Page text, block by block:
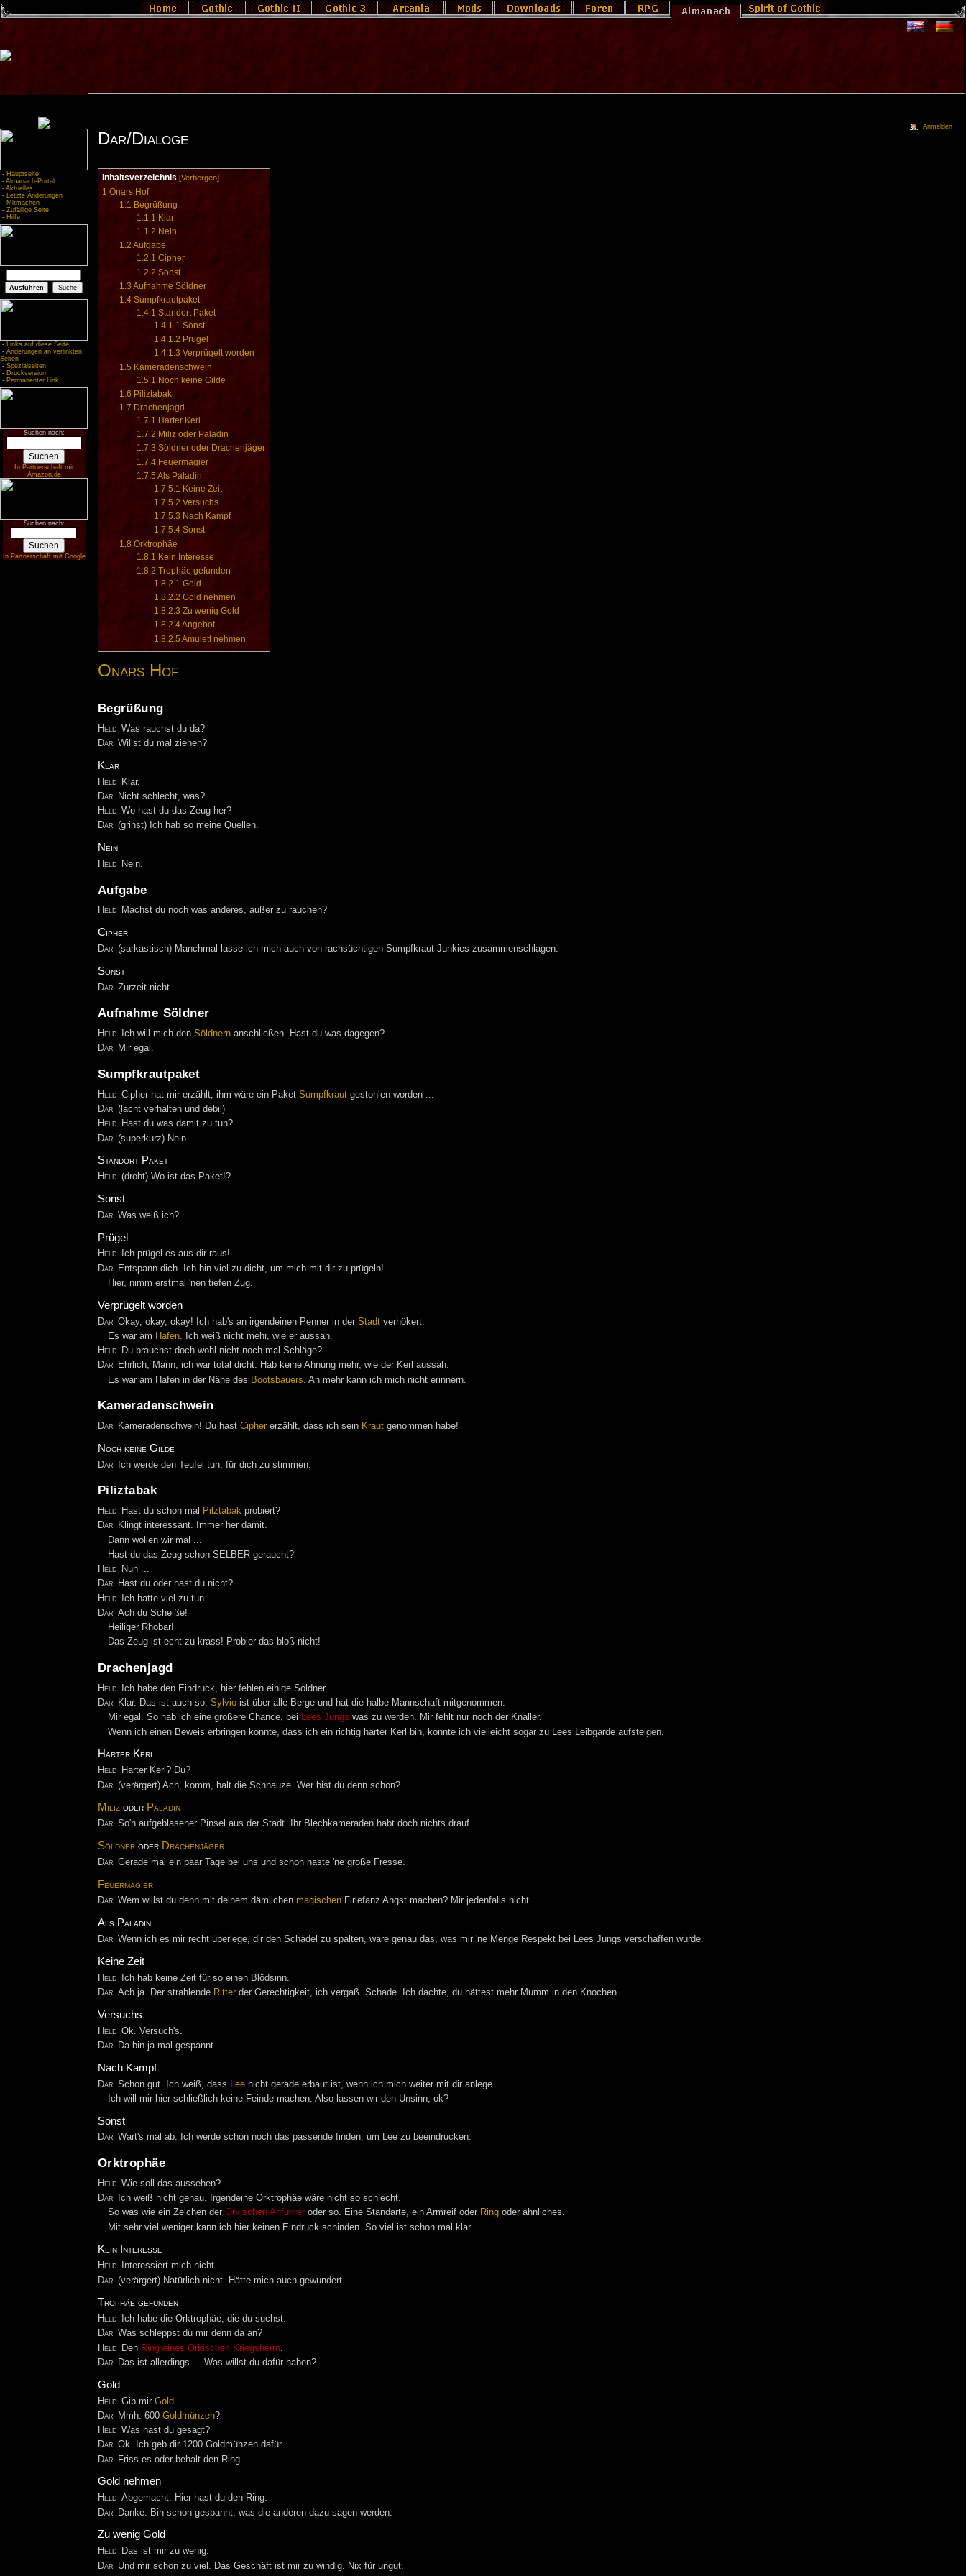
- Hauptseite
- Almanach-Portal
- Aktuelles
- Letzte Änderungen
- Mitmachen
- Zufällige Seite
- Hilfe
- Links auf diese Seite
- Änderungen an verlinkten
Seiten
- Spezialseiten
- Druckversion
- Permanenter Link
Suchen nach:
In Partnerschaft mit
Amazon.de
Suchen nach:
In Partnerschaft mit Google
Dar/Dialoge
Inhaltsverzeichnis [Verbergen]
1 Onars Hof
1.1 Begrüßung
1.1.1 Klar
1.1.2 Nein
1.2 Aufgabe
1.2.1 Cipher
1.2.2 Sonst
1.3 Aufnahme Söldner
1.4 Sumpfkrautpaket
1.4.1 Standort Paket
1.4.1.1 Sonst
1.4.1.2 Prügel
1.4.1.3 Verprügelt worden
1.5 Kameradenschwein
1.5.1 Noch keine Gilde
1.6 Piliztabak
1.7 Drachenjagd
1.7.1 Harter Kerl
1.7.2 Miliz oder Paladin
1.7.3 Söldner oder Drachenjäger
1.7.4 Feuermagier
1.7.5 Als Paladin
1.7.5.1 Keine Zeit
1.7.5.2 Versuchs
1.7.5.3 Nach Kampf
1.7.5.4 Sonst
1.8 Orktrophäe
1.8.1 Kein Interesse
1.8.2 Trophäe gefunden
1.8.2.1 Gold
1.8.2.2 Gold nehmen
1.8.2.3 Zu wenig Gold
1.8.2.4Angebot
1.8.2.5 Amulett nehmen
Onars Hof
Begrüßung
Held Was rauchst du da?
Dar Willst du mal ziehen?
Klar
Held
Klar.
Dar
Nicht schlecht, was?
Held Wo hast du das Zeug her?
Dar (grinst) Ich hab so meine Quellen.
Nein
Held Nein.
Aufgabe
Held Machst du noch was anderes, außer zu rauchen?
Cipher
Dar (sarkastisch) Manchmal lasse ich mich auch von rachsüchtigen Sumpfkraut-Junkies zusammenschlagen.
Sonst
Dar Zurzeit nicht.
Aufnahme Söldner
Held Ich will mich denSöldnern anschließen. Hast du was dagegen?
Dar
Mir egal.
Sumpfkrautpaket
Held Cipher hat mir erzählt, ihm wäre ein PaketSumpfkraut gestohlen worden ...
Dar (lacht verhalten und debil)
Held
Hast du was damit zu tun?
Dar (superkurz) Nein.
Standort Paket
Held (droht) Wo ist das Paket!?
Sonst
Dar Was weiß ich?
Prügel
Held
Ich prügel es aus dir raus!
Dar
Entspann dich. Ich bin viel zu dicht, um mich mit dir zu prügeln!
Hier, nimm erstmal 'nen tiefen Zug.
Verprügelt worden
Dar Okay, okay, okay! Ich hab's an irgendeinen Penner in derStadt verhökert.
Es war am Hafen. Ich weiß nicht mehr, wie er aussah.
Held
Du brauchst doch wohl nicht noch mal Schläge?
Dar
Ehrlich, Mann, ich war total dicht. Hab keine Ahnung mehr, wie der Kerl aussah.
Es war am Hafen in der Nähe des Bootsbauers . An mehr kann ich mich nicht erinnern.
Kameradenschwein
Dar Kameradenschwein! Du hastCipher erzählt, dass ich sein Kraut genommen habe!
Noch keine Gilde
Dar Ich werde den Teufel tun, für dich zu stimmen.
Piliztabak
Held Hast du schon mal Pilztabak probiert?
Dar
Klingt interessant. Immer her damit.
Dann wollen wir mal ...
Hast du das Zeug schon SELBER geraucht?
Held
Nun ...
Dar
Hast du oder hast du nicht?
Held
Ich hatte viel zu tun ...
Dar Ach du Scheiße!
Heiliger Rhobar!
Das Zeug ist echt zu krass! Probier das bloß nicht!
Drachenjagd
Held
Ich habe den Eindruck, hier fehlen einige Söldner.
Dar
Klar. Das ist auch so.Sylvio ist über alle Berge und hat die halbe Mannschaft mitgenommen.
Mir egal. So hab ich eine größere Chance, bei Lees Jungs was zu werden. Mir fehlt nur noch der Knaller.
Wenn ich einen Beweis erbringen könnte, dass ich ein richtig harter Kerl bin, könnte ich vielleicht sogar zu Lees Leibgarde aufsteigen.
Harter Kerl
Held
Harter Kerl? Du?
Dar (verärgert) Ach, komm, halt die Schnauze. Wer bist du denn schon?
Milizoder Paladin
Dar So'n aufgeblasener Pinsel aus der Stadt. Ihr Blechkameraden habt doch nichts drauf.
Söldneroder Drachenjäger
Dar Gerade mal ein paar Tage bei uns und schon haste 'ne große Fresse.
Feuermagier
Dar Wem willst du denn mit deinem dämlichen magischen Firlefanz Angst machen? Mir jedenfalls nicht.
Als Paladin
Dar Wenn ich es mir recht überlege, dir den Schädel zu spalten, wäre genau das, was mir 'ne Menge Respekt bei Lees Jungs verschaffen würde.
Keine Zeit
Held
Ich hab keine Zeit für so einen Blödsinn.
Dar Ach ja. Der strahlende Ritter der Gerechtigkeit, ich vergaß. Schade. Ich dachte, du hättest mehr Mumm in den Knochen.
Versuchs
Held Ok. Versuch's.
Dar
Da bin ja mal gespannt.
Nach Kampf
Dar Schon gut. Ich weiß, dass Lee nicht gerade erbaut ist, wenn ich mich weiter mit dir anlege.
Ich will mir hier schließlich keine Feinde machen. Also lassen wir den Unsinn, ok?
Sonst
Dar Wart's mal ab. Ich werde schon noch das passende finden, um Lee zu beeindrucken.
Orktrophäe
Held Wie soll das aussehen?
Dar
Ich weiß nicht genau. Irgendeine Orktrophäe wäre nicht so schlecht.
So was wie ein Zeichen der Orkischen Anführeroder so. Eine Standarte, ein Armreif oder Ringoder ähnliches.
Mit sehr viel weniger kann ich hier keinen Eindruck schinden. So viel ist schon mal klar.
Kein Interesse
Held
Interessiert mich nicht.
Dar (verärgert) Natürlich nicht. Hätte mich auch gewundert.
Trophäe gefunden
Held
Ich habe die Orktrophäe, die du suchst.
Dar Was schleppst du mir denn da an?
Held
Den Ring eines Orkischen Kriegsherrn
Dar
Das ist allerdings ... Was willst du dafür haben?
Gold
Held Gib mirGold
Dar
Mmh. 600Goldmünzen?
Held Was hast du gesagt?
Dar Ok. Ich geb dir 1200 Goldmünzen dafür.
Dar
Friss es oder behalt den Ring.
Gold nehmen
Held Abgemacht. Hier hast du den Ring.
Dar
Danke. Bin schon gespannt, was die anderen dazu sagen werden.
Zu wenig Gold
Held
Das ist mir zu wenig.
Dar Und mir schon zu viel. Das Geschäft ist mir zu windig. Nix für ungut.
Anmelden